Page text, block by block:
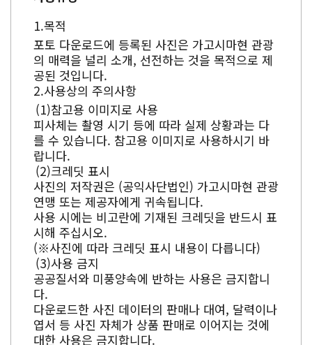
목적
포토 다운로드에 등록된 사진은 가고시마현 관광
의 매력을 널리 소개, 선전하는 것을 목적으로 제
공된 것입니다.
사용상의 주의사항
참고용 이미지로 사용
피사체는 촬영 시기 등에 따라 실제 상황과는 다
를 수 있습니다. 참고용 이미지로 사용하시기 바
랍니다.
크레딧 표시
사진의 저작권은 (공익사단법인) 가고시마현 관광
연맹 또는 제공자에게 귀속됩니다.
사용 시에는 비고란에 기재된 크레딧을 반드시 표
시해 주십시오.
(※사진에 따라 크레딧 표시 내용이 다릅니다)
사용 금지
공공질서와 미풍양속에 반하는 사용은 금지합니
다.
다운로드한 사진 데이터의 판매나 대여, 달력이나
엽서 등 사진 자체가 상품 판매로 이어지는 것에
대한 사용은 금지합니다.